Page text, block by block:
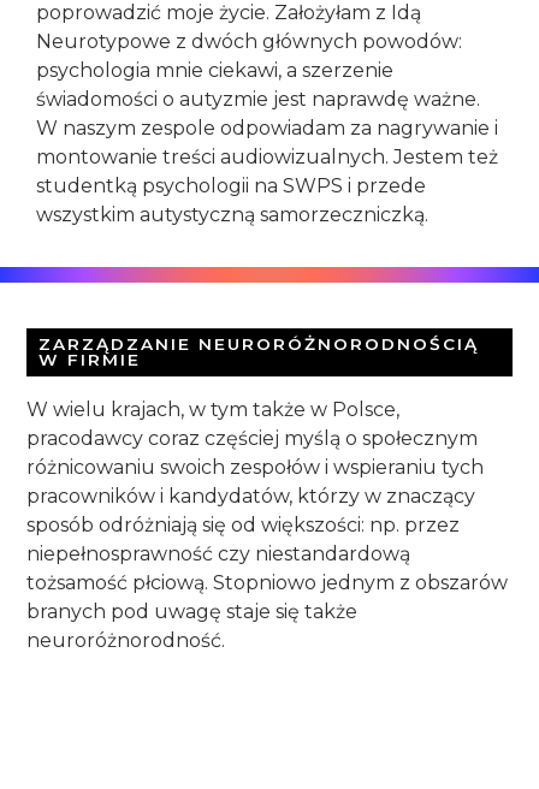
poprowadzić moje życie. Założyłam z Idą
Neurotypowe z dwóch głównych powodów:
psychologia mnie ciekawi, a szerzenie
świadomości o autyzmie jest naprawdę ważne.
W naszym zespole odpowiadam za nagrywanie i
montowanie treści audiowizualnych. Jestem też
studentką psychologii na SWPS i przede
wszystkim autystyczną samorzeczniczką.
ZARZĄDZANIE NEURORÓŻNORODNOŚCIĄ
W FIRMIE
W wielu krajach, w tym także w Polsce,
pracodawcy coraz częściej myślą o społecznym
różnicowaniu swoich zespołów i wspieraniu tych
pracowników i kandydatów, którzy w znaczący
sposób odróżniają się od większości: np. przez
niepełnosprawność czy niestandardową
tożsamość płciową. Stopniowo jednym z obszarów
branych pod uwagę staje się także
neuroróżnorodność.